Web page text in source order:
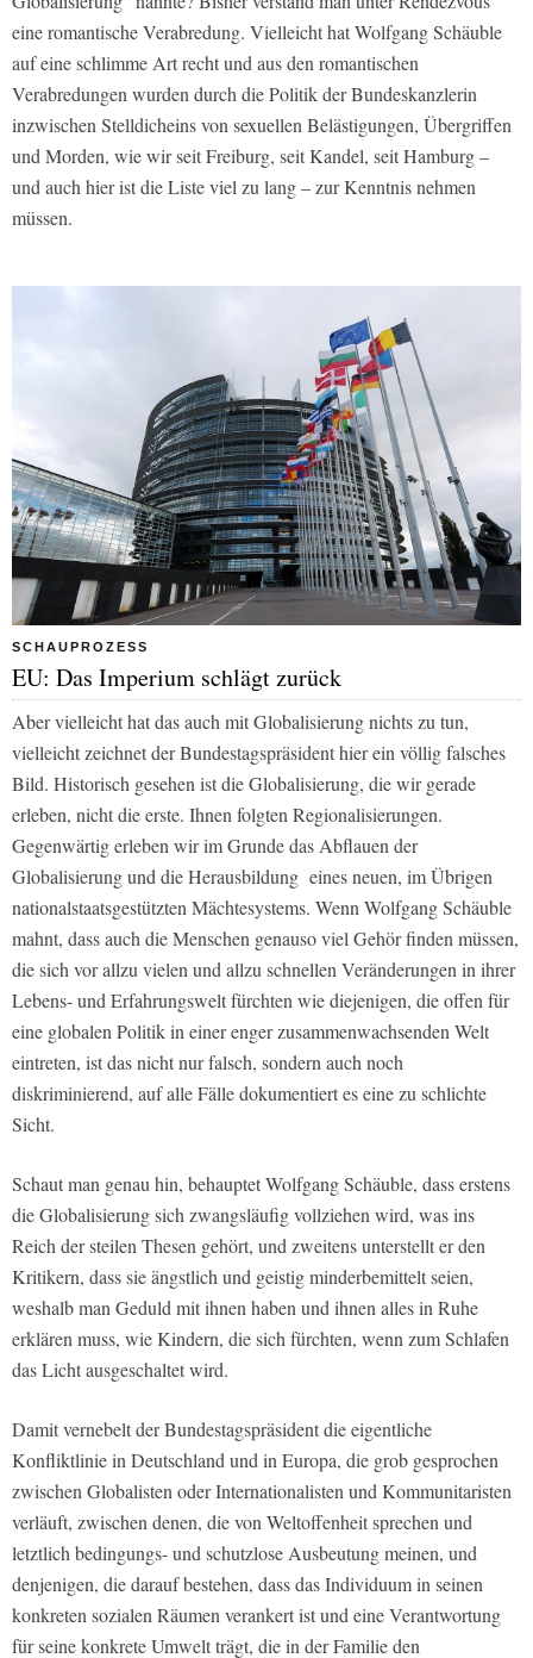
eine romantische Verabredung. Vielleicht hat Wolfgang Schäuble
auf eine schlimme Art recht und aus den romantischen
Verabredungen wurden durch die Politik der Bundeskanzlerin
inzwischen Stelldicheins von sexuellen Belästigungen, Übergriffen
und Morden, wie wir seit Freiburg, seit Kandel, seit Hamburg –
und auch hier ist die Liste viel zu lang – zur Kenntnis nehmen
müssen.
SCHAUPROZESS
EU: Das Imperium schlägt zurück
Aber vielleicht hat das auch mit Globalisierung nichts zu tun,
vielleicht zeichnet der Bundestagspräsident hier ein völlig falsches
Bild. Historisch gesehen ist die Globalisierung, die wir gerade
erleben, nicht die erste. Ihnen folgten Regionalisierungen.
Gegenwärtig erleben wir im Grunde das Abflauen der
Globalisierung und die Herausbildung eines neuen, im Übrigen
nationalstaatsgestützten Mächtesystems. Wenn Wolfgang Schäuble
mahnt, dass auch die Menschen genauso viel Gehör finden müssen,
die sich vor allzu vielen und allzu schnellen Veränderungen in ihrer
Lebens- und Erfahrungswelt fürchten wie diejenigen, die offen für
eine globalen Politik in einer enger zusammenwachsenden Welt
eintreten, ist das nicht nur falsch, sondern auch noch
diskriminierend, auf alle Fälle dokumentiert es eine zu schlichte
Sicht.
Schaut man genau hin, behauptet Wolfgang Schäuble, dass erstens
die Globalisierung sich zwangsläufig vollziehen wird, was ins
Reich der steilen Thesen gehört, und zweitens unterstellt er den
Kritikern, dass sie ängstlich und geistig minderbemittelt seien,
weshalb man Geduld mit ihnen haben und ihnen alles in Ruhe
erklären muss, wie Kindern, die sich fürchten, wenn zum Schlafen
das Licht ausgeschaltet wird.
Damit vernebelt der Bundestagspräsident die eigentliche
Konfliktlinie in Deutschland und in Europa, die grob gesprochen
zwischen Globalisten oder Internationalisten und Kommunitaristen
verläuft, zwischen denen, die von Weltoffenheit sprechen und
letztlich bedingungs- und schutzlose Ausbeutung meinen, und
denjenigen, die darauf bestehen, dass das Individuum in seinen
konkreten sozialen Räumen verankert ist und eine Verantwortung
für seine konkrete Umwelt trägt, die in der Familie den